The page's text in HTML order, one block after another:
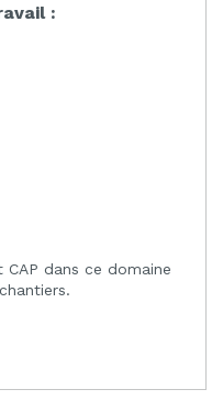
:
CAP dans ce domaine